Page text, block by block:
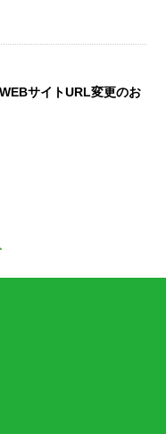
サイトURL変更のお